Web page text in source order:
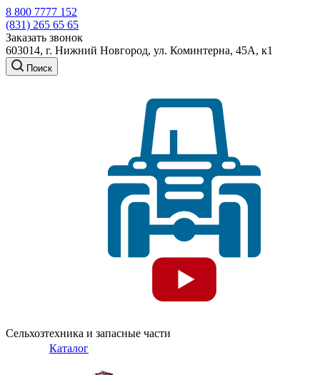
8 800 7777 152
(831) 265 65 65
Заказать звонок
603014, г. Нижний Новгород, ул. Коминтерна, 45А, к1
Поиск
Сельхозтехника и запасные части
Каталог